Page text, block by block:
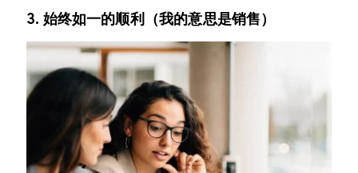
3. 始终如一的顺利（我的意思是销售）